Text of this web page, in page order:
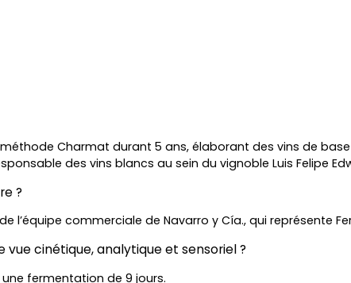
Charmat durant 5 ans, élaborant des vins de
des vins blancs au sein du vignoble Luis Felipe
?
l’équipe commerciale de Navarro y Cía., qui représente
cinétique, analytique et sensoriel ?
fermentation de 9 jours.